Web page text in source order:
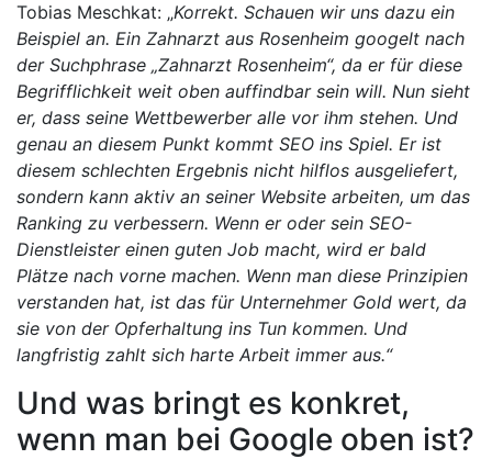
Tobias Meschkat: „Korrekt. Schauen wir uns dazu ein
Beispiel an. Ein Zahnarzt aus Rosenheim googelt nach
der Suchphrase „Zahnarzt Rosenheim“, da er für diese
Begrifflichkeit weit oben auffindbar sein will. Nun sieht
er, dass seine Wettbewerber alle vor ihm stehen. Und
genau an diesem Punkt kommt SEO ins Spiel. Er ist
diesem schlechten Ergebnis nicht hilflos ausgeliefert,
sondern kann aktiv an seiner Website arbeiten, um das
Ranking zu verbessern. Wenn er oder sein SEO-
Dienstleister einen guten Job macht, wird er bald
Plätze nach vorne machen. Wenn man diese Prinzipien
verstanden hat, ist das für Unternehmer Gold wert, da
sie von der Opferhaltung ins Tun kommen. Und
langfristig zahlt sich harte Arbeit immer aus.“
Und was bringt es konkret,
wenn man bei Google oben ist?